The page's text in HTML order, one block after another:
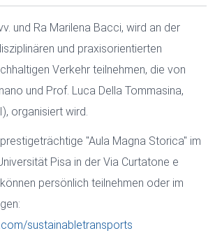
und Ra Marilena Bacci, wird an der
und praxisorientierten
Verkehr teilnehmen, die von
und Prof. Luca Della Tommasina,
organisiert wird.
"Aula Magna Storica" im
Pisa in der Via Curtatone e
persönlich teilnehmen oder im
sustainabletransports